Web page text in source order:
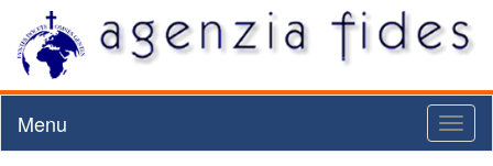
Menu